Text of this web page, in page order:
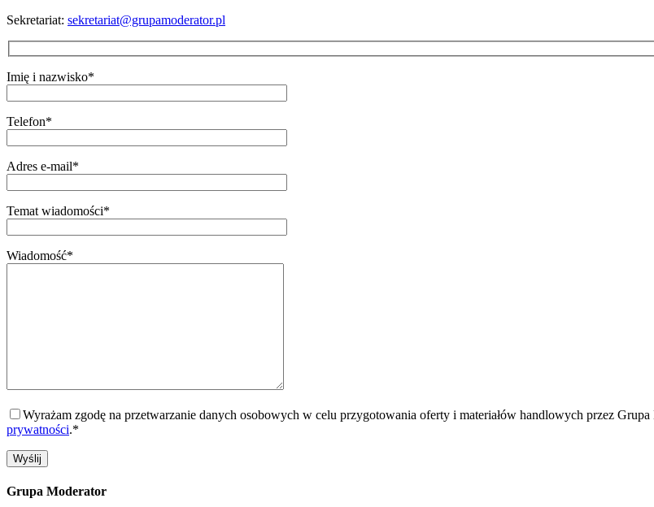
Sekretariat: sekretariat@grupamoderator.pl
Imię i nazwisko*
Telefon*
Adres e-mail*
Temat wiadomości*
Wiadomość*
Wyrażam zgodę na przetwarzanie danych osobowych w celu przygotowania oferty i materiałów handlowych przez
prywatności.*
Grupa Moderator